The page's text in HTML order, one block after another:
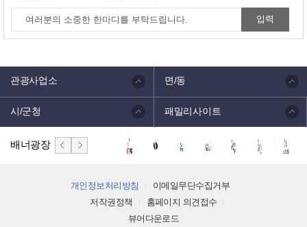
관광사업소 면/동
시/군청 패밀리사이트
배너광장
개인정보처리방침
이메일무단수집거부
저작권정책
홈페이지 의견접수
뷰어다운로드